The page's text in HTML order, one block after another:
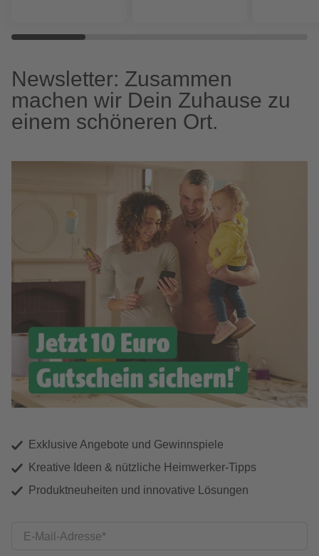
Newsletter: Zusammen
machen wir Dein Zuhause zu
einem schöneren Ort.
Exklusive Angebote und Gewinnspiele
Kreative Ideen & nützliche Heimwerker-Tipps
Produktneuheiten und innovative Lösungen
E-Mail-Adresse